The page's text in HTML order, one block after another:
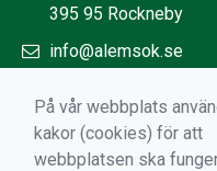
395 95 Rockneby
info@alemsok.se
På vår webbplats
kakor (cookies) för att
webbplatsen ska